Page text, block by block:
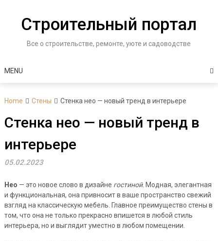
contentСтроительный портал
Все о строительстве, ремонте, уюте и садоводстве
MENU
Home Стены Стенка нео — новый тренд в интерьере
Стенка нео — новый тренд в
интерьере
05.02.2023
Нео — это новое слово в дизайне гостиной. Модная, элегантная
и функциональная, она привносит в ваше пространство свежий
взгляд на классическую мебель. Главное преимущество стены в
том, что она не только прекрасно впишется в любой стиль
интерьера, но и выглядит уместно в любом помещении.